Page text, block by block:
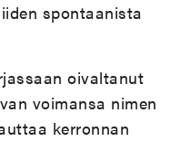
spontaanista
oivaltanut
voimansa nimen
kerronnan